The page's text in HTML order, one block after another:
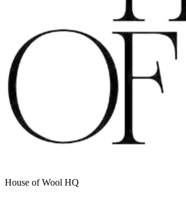
House of Wool HQ